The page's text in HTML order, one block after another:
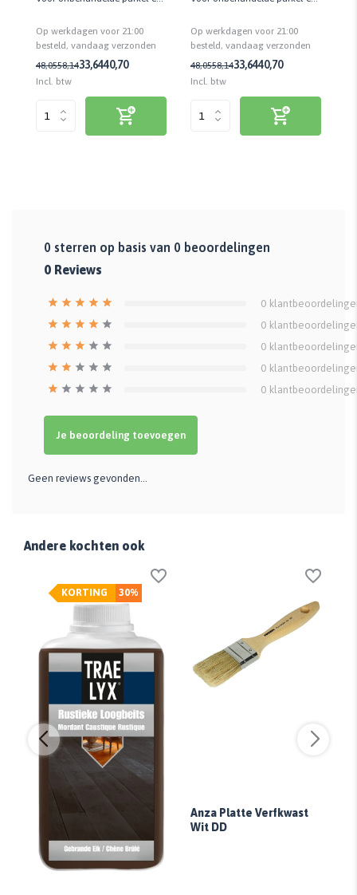
Op werkdagen voor 21:00
besteld, vandaag verzonden
48,0558,1433,6440,70
Incl. btw
Op werkdagen voor 21:00
besteld, vandaag verzonden
48,0558,1433,6440,70
Incl. btw
0 sterren op basis van 0 beoordelingen
0 Reviews
0
0
0
0
0
Je beoordeling toevoegen
Geen reviews gevonden...
Andere kochten ook
30%
KORTING
Anza Platte Verfkwast
Wit DD